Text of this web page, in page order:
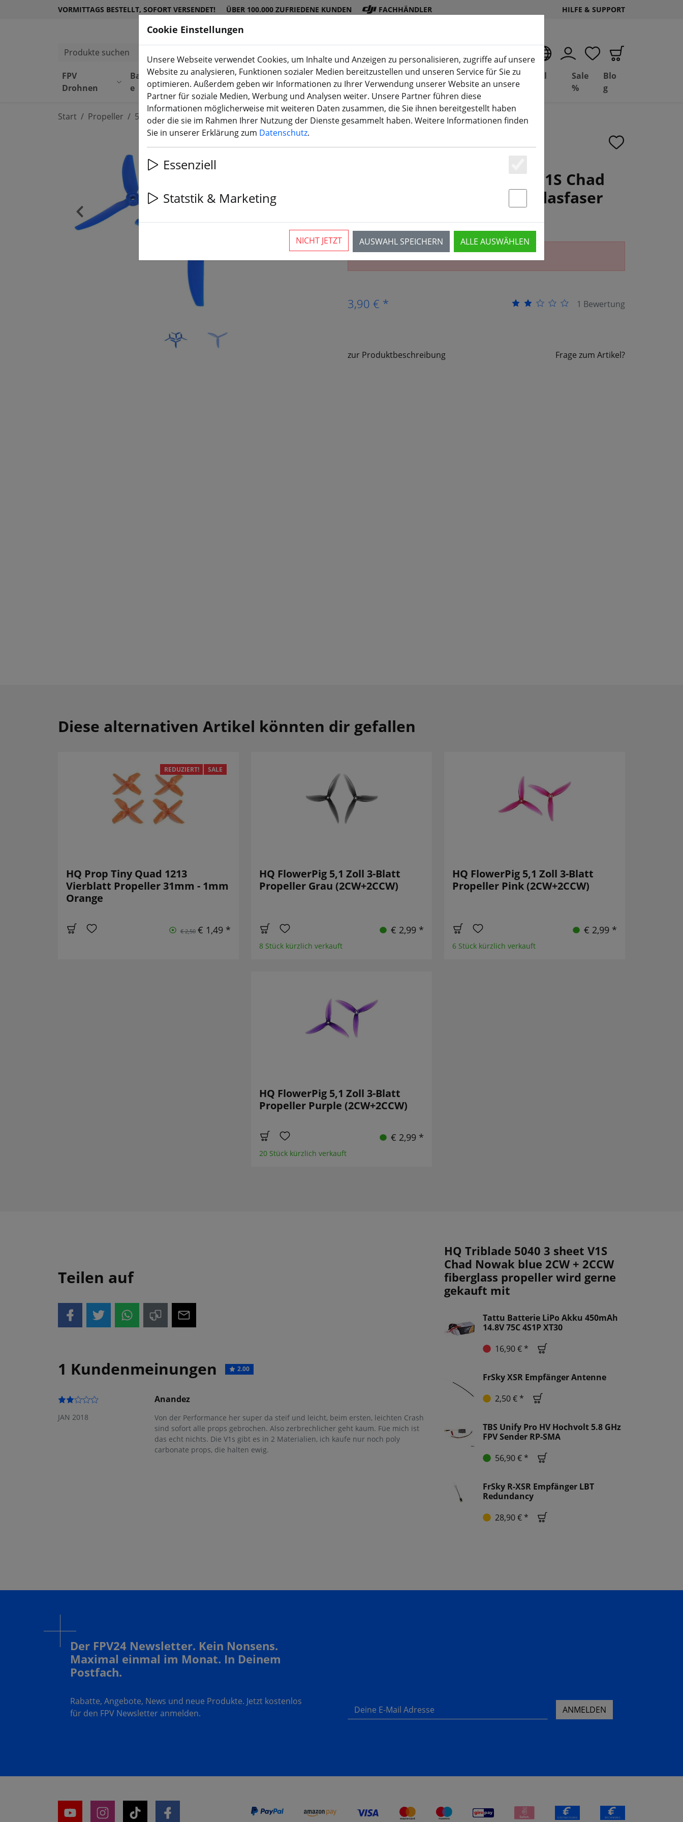
VORMITTAGS BESTELLT, SOFORT VERSENDET! ÜBER 100.000 ZUFRIEDENE KUNDEN FACHHÄNDLER HILFE & SUPPORT
Produkte suchen
FPV
Drohnen
Bauteil
e
Equipmen
t
DJI
Shop
Akku
s
Propelle
r
Zubehö
r
3D
Druck(aktuelle Seite)
Deal
Depot
Basil
Sale
%
Blo
g
Start Propeller 5 Zoll Propeller
HQ Triblade 5040 3 Blatt V1S Chad
Nowak blau 2CW+2CCW Glasfaser
‹
1 Bewertung
3,90 € *
zur Produktbeschreibung Frage zum Artikel?
Diese alternativen Artikel könnten dir gefallen
REDUZIERT! SALE
HQ Prop Tiny Quad 1213
Vierblatt Propeller 31mm - 1mm
Orange
€ 2,50 € 1,49 *
HQ FlowerPig 5,1 Zoll 3-Blatt
Propeller Grau (2CW+2CCW)
€ 2,99 *
8 Stück kürzlich verkauft
HQ FlowerPig 5,1 Zoll 3-Blatt
Propeller Pink (2CW+2CCW)
€ 2,99 *
6 Stück kürzlich verkauft
HQ FlowerPig 5,1 Zoll 3-Blatt
Propeller Purple (2CW+2CCW)
€ 2,99 *
20 Stück kürzlich verkauft
Teilen auf
1 Kundenmeinungen 2.00
JAN 2018
Anandez
Von der Performance her super da steif und leicht, beim ersten, leichten Crash
sind sofort alle props gebrochen. Also zerbrechlicher geht kaum. Füe mich ist
das echt nichts. Die V1s gibt es in 2 Materialien, ich kaufe nur noch poly
carbonate props, die halten ewig.
HQ Triblade 5040 3 sheet V1S
Chad Nowak blue 2CW + 2CCW
fiberglass propeller wird gerne
gekauft mit
Tattu Batterie LiPo Akku 450mAh
14.8V 75C 4S1P XT30
16,90 € *
FrSky XSR Empfänger Antenne
2,50 € *
TBS Unify Pro HV Hochvolt 5.8 GHz
FPV Sender RP-SMA
56,90 € *
FrSky R-XSR Empfänger LBT
Redundancy
28,90 € *
Der FPV24 Newsletter. Kein Nonsens.
Maximal einmal im Monat. In Deinem
Postfach.
Rabatte, Angebote, News und neue Produkte. Jetzt kostenlos
für den FPV Newsletter anmelden.
Deine E-Mail Adresse ANMELDEN
Cookie Einstellungen
Unsere Webseite verwendet Cookies, um Inhalte und Anzeigen zu personalisieren, zugriffe auf unsere
Website zu analysieren, Funktionen sozialer Medien bereitzustellen und unseren Service für Sie zu
optimieren. Außerdem geben wir Informationen zu Ihrer Verwendung unserer Website an unsere
Partner für soziale Medien, Werbung und Analysen weiter. Unsere Partner führen diese
Informationen möglicherweise mit weiteren Daten zusammen, die Sie ihnen bereitgestellt haben
oder die sie im Rahmen Ihrer Nutzung der Dienste gesammelt haben. Weitere Informationen finden
Sie in unserer Erklärung zum Datenschutz.
Essenziell
Essenziell
Statstik & Marketing
AUSWAHL SPEICHERN ALLE AUSWÄHLEN
NICHT JETZT